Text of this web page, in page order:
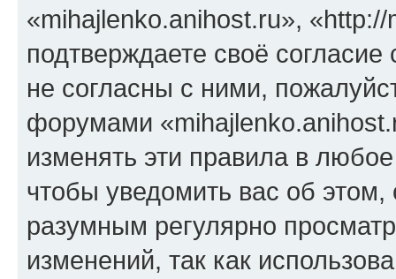
«mihajlenko.anihost.ru»,
подтверждаете своё
не согласны с ними,
форумами
изменять эти правила в
чтобы уведомить вас об
разумным регулярно
изменений, так как